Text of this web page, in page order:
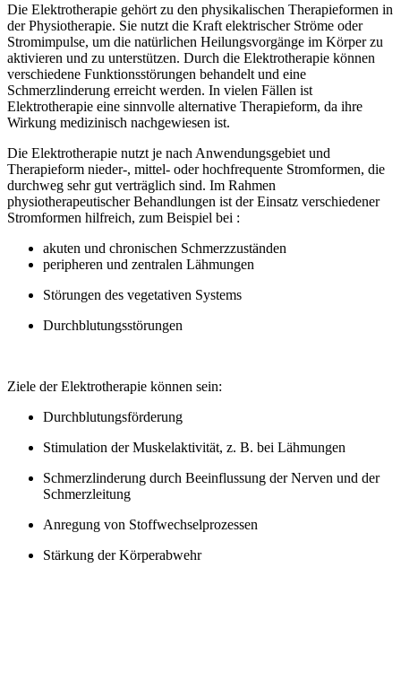
Die Elektrotherapie gehört zu den physikalischen Therapieformen in
der Physiotherapie. Sie nutzt die Kraft elektrischer Ströme oder
Stromimpulse, um die natürlichen Heilungsvorgänge im Körper zu
aktivieren und zu unterstützen. Durch die Elektrotherapie können
verschiedene Funktionsstörungen behandelt und eine
Schmerzlinderung erreicht werden. In vielen Fällen ist
Elektrotherapie eine sinnvolle alternative Therapieform, da ihre
Wirkung medizinisch nachgewiesen ist.
Die Elektrotherapie nutzt je nach Anwendungsgebiet und
Therapieform nieder-, mittel- oder hochfrequente Stromformen, die
durchweg sehr gut verträglich sind. Im Rahmen
physiotherapeutischer Behandlungen ist der Einsatz verschiedener
Stromformen hilfreich, zum Beispiel bei :
akuten und chronischen Schmerzzuständen
peripheren und zentralen Lähmungen
Störungen des vegetativen Systems
Durchblutungsstörungen
Ziele der Elektrotherapie können sein:
Durchblutungsförderung
Stimulation der Muskelaktivität, z. B. bei Lähmungen
Schmerzlinderung durch Beeinflussung der Nerven und der
Schmerzleitung
Anregung von Stoffwechselprozessen
Stärkung der Körperabwehr